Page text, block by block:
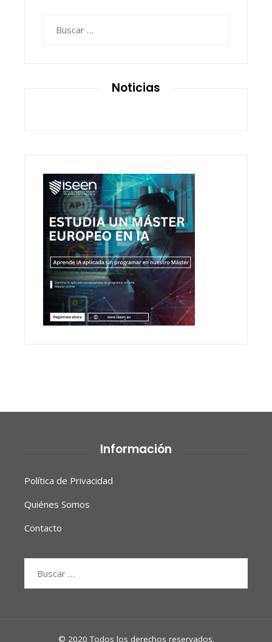
Noticias
Información
Política de Privacidad
Quiénes Somos
Contacto
© 2020 Todos los derechos reservados.